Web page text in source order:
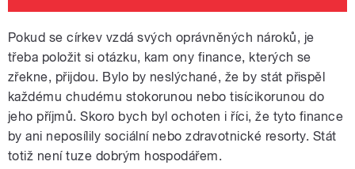
Pokud se církev vzdá svých oprávněných nároků, je
třeba položit si otázku, kam ony finance, kterých se
zřekne, přijdou. Bylo by neslýchané, že by stát přispěl
každému chudému stokorunou nebo tisícikorunou do
jeho příjmů. Skoro bych byl ochoten i říci, že tyto finance
by ani neposílily sociální nebo zdravotnické resorty. Stát
totiž není tuze dobrým hospodářem.